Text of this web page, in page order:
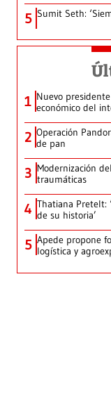
5 Sumit Seth:
1 Nuevo
económico del
2 Operación
de pan
3 Modernización
traumáticas
4 Thatiana Pretelt:
de su historia’
5 Apede propone
logística y